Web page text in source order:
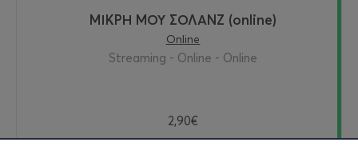
ΜΙΚΡΗ ΜΟΥ ΣΟΛΑΝΖ (online)
Online
Streaming - Online - Online
2,90€